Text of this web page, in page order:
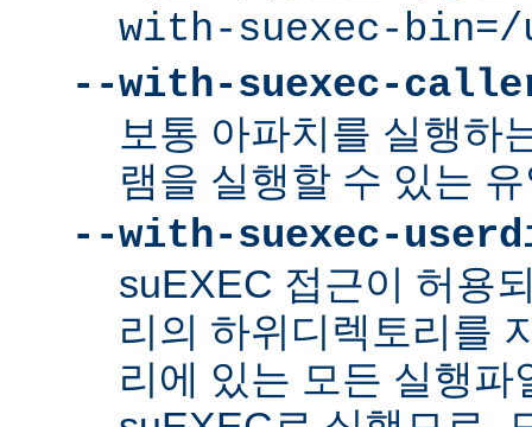
with-suexec-
--with-suexec-
보통 아파치를 실행하
램을 실행할 수 있는
--with-suexec-
suEXEC 접근이 허용
리의 하위디렉토리를
리에 있는 모든 실행파